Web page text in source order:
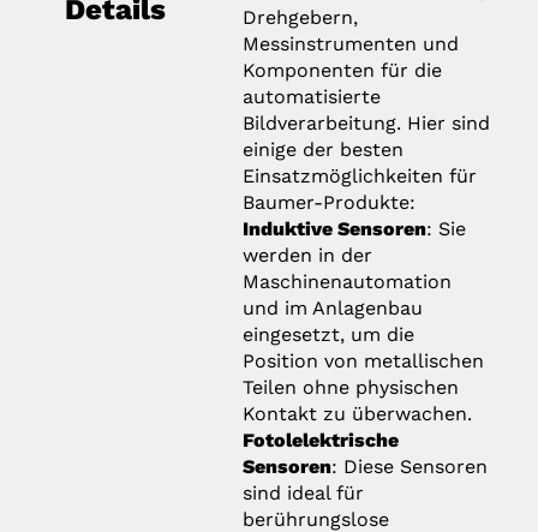
Details
Drehgebern,
Messinstrumenten und
Komponenten für die
automatisierte
Bildverarbeitung. Hier sind
einige der besten
Einsatzmöglichkeiten für
Baumer-Produkte:
Induktive Sensoren: Sie
werden in der
Maschinenautomation
und im Anlagenbau
eingesetzt, um die
Position von metallischen
Teilen ohne physischen
Kontakt zu überwachen.
Fotolelektrische
Sensoren: Diese Sensoren
sind ideal für
berührungslose